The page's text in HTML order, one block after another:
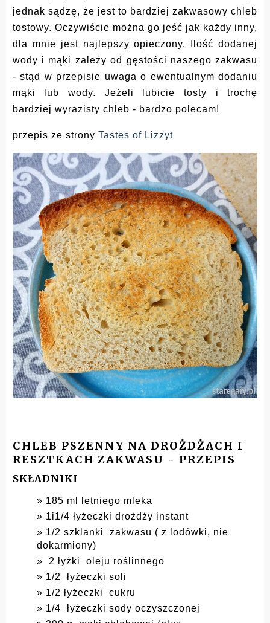
jednak sądzę, że jest to bardziej zakwasowy chleb
tostowy. Oczywiście można go jeść jak każdy inny,
dla mnie jest najlepszy opieczony. Ilość dodanej
wody i mąki zależy od gęstości naszego zakwasu
- stąd w przepisie uwaga o ewentualnym dodaniu
mąki lub wody. Jeżeli lubicie tosty i trochę
bardziej wyrazisty chleb - bardzo polecam!
przepis ze strony Tastes of Lizzyt
CHLEB PSZENNY NA DROŻDŻACH I
RESZTKACH ZAKWASU - PRZEPIS
SKŁADNIKI
185 ml letniego mleka
1i1/4 łyżeczki drożdży instant
1/2 szklanki zakwasu ( z lodówki, nie
dokarmiony)
2 łyżki oleju roślinnego
1/2 łyżeczki soli
1/2 łyżeczki cukru
1/4 łyżeczki sody oczyszczonej